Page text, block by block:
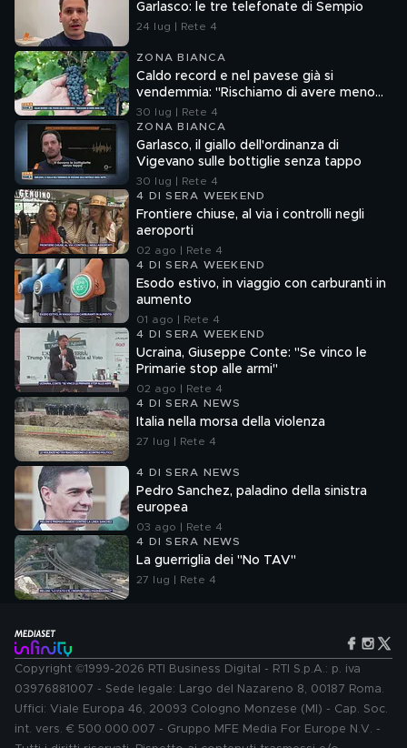
Garlasco: le tre telefonate di Sempio
24 lug | Rete 4
ZONA BIANCA
Caldo record e nel pavese già si
vendemmia: "Rischiamo di avere meno
vino"
30 lug | Rete 4
ZONA BIANCA
Garlasco, il giallo dell'ordinanza di
Vigevano sulle bottiglie senza tappo
30 lug | Rete 4
4 DI SERA WEEKEND
Frontiere chiuse, al via i controlli negli
aeroporti
02 ago | Rete 4
4 DI SERA WEEKEND
Esodo estivo, in viaggio con carburanti in
aumento
01 ago | Rete 4
4 DI SERA WEEKEND
Ucraina, Giuseppe Conte: "Se vinco le
Primarie stop alle armi"
02 ago | Rete 4
4 DI SERA NEWS
Italia nella morsa della violenza
27 lug | Rete 4
4 DI SERA NEWS
Pedro Sanchez, paladino della sinistra
europea
03 ago | Rete 4
4 DI SERA NEWS
La guerriglia dei "No TAV"
27 lug | Rete 4
Copyright ©1999-2026 RTI Business Digital - RTI S.p.A.: p. iva
03976881007 - Sede legale: Largo del Nazareno 8, 00187 Roma.
Uffici: Viale Europa 46, 20093 Cologno Monzese (MI) - Cap. Soc.
int. vers. € 500.000.007 - Gruppo MFE Media For Europe N.V. -